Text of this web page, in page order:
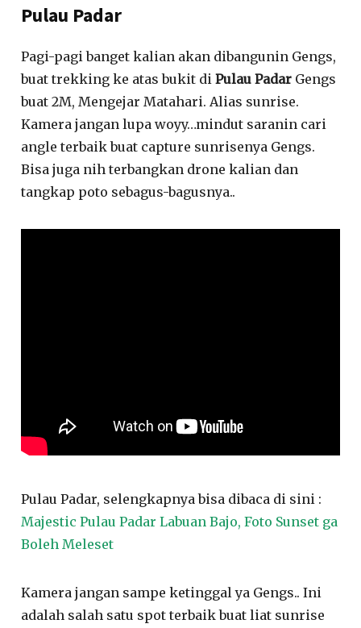
Pulau Padar
Pagi-pagi banget kalian akan dibangunin Gengs,
buat trekking ke atas bukit diPulau Padar Gengs
buat 2M, Mengejar Matahari. Alias sunrise.
Kamera jangan lupa woyy…mindut saranin cari
angle terbaik buat capture sunrisenya Gengs.
Bisa juga nih terbangkan drone kalian dan
tangkap poto sebagus-bagusnya..
Pulau Padar, selengkapnya bisa dibaca di sini :
Majestic Pulau Padar Labuan Bajo, Foto Sunset ga
Boleh Meleset
Kamera jangan sampe ketinggal ya Gengs.. Ini
adalah salah satu spot terbaik buat liat sunrise